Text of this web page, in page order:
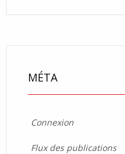
MÉTA
Connexion
Flux des publications